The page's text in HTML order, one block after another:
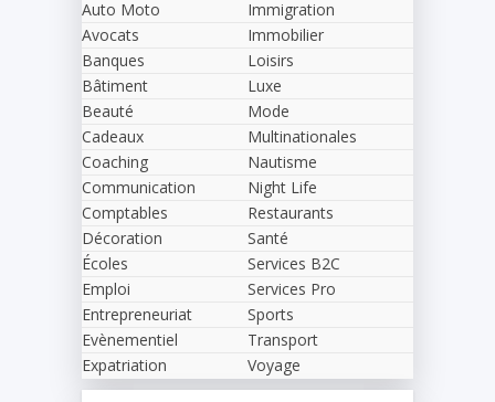
Auto Moto
Avocats
Banques
Bâtiment
Beauté
Cadeaux
Coaching
Communication
Comptables
Décoration
Écoles
Emploi
Entrepreneuriat
Evènementiel
Expatriation
Immigration
Immobilier
Loisirs
Luxe
Mode
Multinationales
Nautisme
Night Life
Restaurants
Santé
Services B2C
Services Pro
Sports
Transport
Voyage